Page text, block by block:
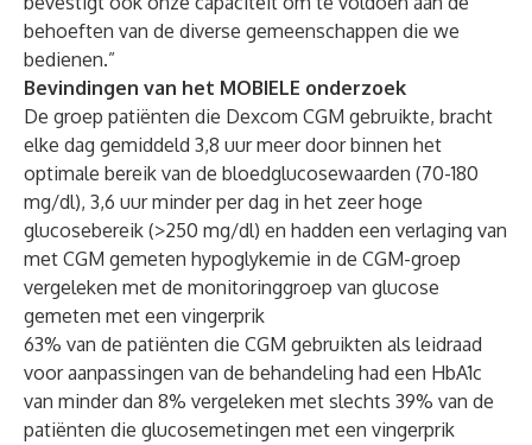
behoeften van de diverse gemeenschappen die we
bedienen.”
Bevindingen van het MOBIELE onderzoek
De groep patiënten die Dexcom CGM gebruikte, bracht
elke dag gemiddeld 3,8 uur meer door binnen het
optimale bereik van de bloedglucosewaarden (70-180
mg/dl), 3,6 uur minder per dag in het zeer hoge
glucosebereik (>250 mg/dl) en hadden een verlaging van
met CGM gemeten hypoglykemie in de CGM-groep
vergeleken met de monitoringgroep van glucose
gemeten met een vingerprik
63% van de patiënten die CGM gebruikten als leidraad
voor aanpassingen van de behandeling had een HbA1c
van minder dan 8% vergeleken met slechts 39% van de
patiënten die glucosemetingen met een vingerprik